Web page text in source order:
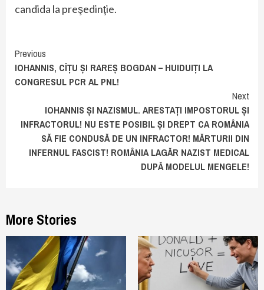
candida la preşedinţie.
Continue
Reading
Previous
IOHANNIS, CÎȚU ȘI RAREȘ BOGDAN – HUIDUIȚI LA
CONGRESUL PCR AL PNL!
Next
IOHANNIS ȘI NAZISMUL. ARESTAȚI IMPOSTORUL ȘI
INFRACTORUL! NU ESTE POSIBIL ȘI DREPT CA ROMÂNIA
SĂ FIE CONDUSĂ DE UN INFRACTOR! MĂRTURII DIN
INFERNUL FASCIST! ROMÂNIA LAGĂR NAZIST MEDICAL
DUPĂ MODELUL MENGELE!
More Stories